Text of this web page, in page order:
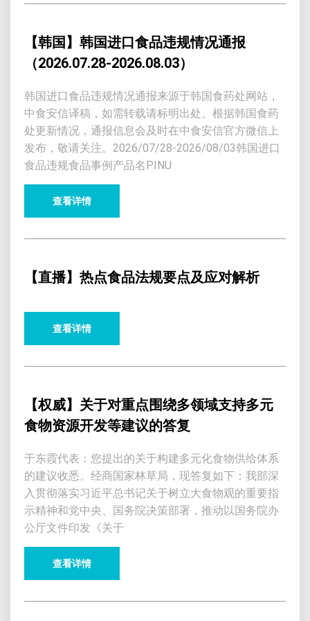
【韩国】韩国进口食品违规情况通报
（2026.07.28-2026.08.03）
韩国进口食品违规情况通报来源于韩国食药处网站，
中食安信译稿，如需转载请标明出处。根据韩国食药
处更新情况，通报信息会及时在中食安信官方微信上
发布，敬请关注。2026/07/28-2026/08/03韩国进口
食品违规食品事例产品名PINU
查看详情
【直播】热点食品法规要点及应对解析
查看详情
【权威】关于对重点围绕多领域支持多元
食物资源开发等建议的答复
于东霞代表：您提出的关于构建多元化食物供给体系
的建议收悉。经商国家林草局，现答复如下：我部深
入贯彻落实习近平总书记关于树立大食物观的重要指
示精神和党中央、国务院决策部署，推动以国务院办
公厅文件印发《关于
查看详情